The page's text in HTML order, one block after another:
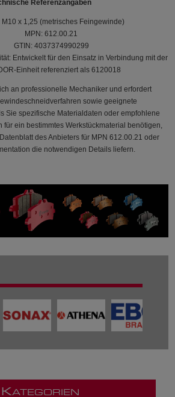
Referenzangaben
M10 x 1,25 (metrisches Feingewinde)
MPN: 612.00.21
GTIN: 4037374990299
Entwickelt für den Einsatz in Verbindung mit der
Einheit referenziert als 6120018
an professionelle Mechaniker und erfordert
sowie geeignete
Sie spezifische Materialdaten oder empfohlene
ein bestimmtes Werkstückmaterial benötigen,
des Anbieters für MPN 612.00.21 oder
die notwendigen Details liefern.
KATEGORIEN